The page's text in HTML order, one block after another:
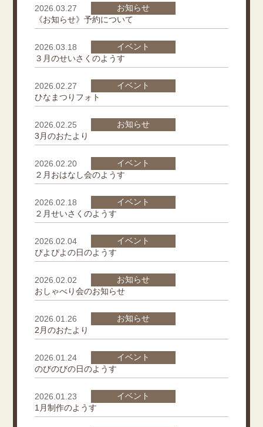
2026.03.27
お知らせ
《お知らせ》予約について
2026.03.18
イベント
３月のせいさくのようす
2026.02.27
イベント
ひなまつりフォト
2026.02.25
お知らせ
3月のおたより
2026.02.20
イベント
２月おはなし会のようす
2026.02.18
イベント
２月せいさくのようす
2026.02.04
イベント
ぴよぴよの日のようす
2026.02.02
お知らせ
おしゃべり会のお知らせ
2026.01.26
お知らせ
2月のおたより
2026.01.24
イベント
のびのびの日のようす
2026.01.23
イベント
1月制作のようす